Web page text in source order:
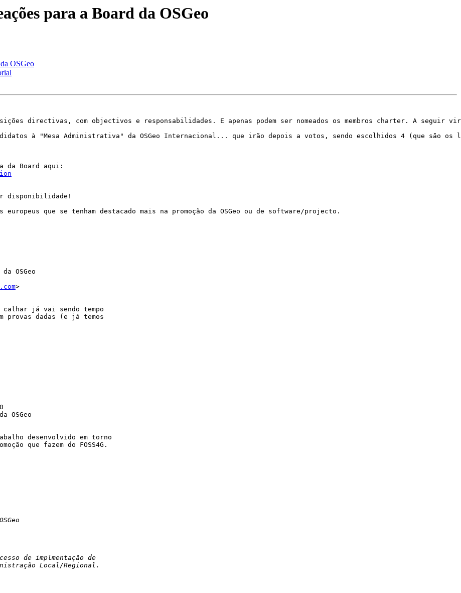
para a Board da OSGeo
OSGeo
directivas, com objectivos e responsabilidades. E apenas podem ser nomeados os membros charter. A seguir
à "Mesa Administrativa" da OSGeo Internacional... que irão depois a votos, sendo escolhidos 4 (que são
disponibilidade!
que se tenham destacado mais na promoção da OSGeo ou de software/projecto.
OSGeo
>
calhar já vai sendo tempo
provas dadas (e já temos
OSGeo
desenvolvido em torno
que fazem do FOSS4G.